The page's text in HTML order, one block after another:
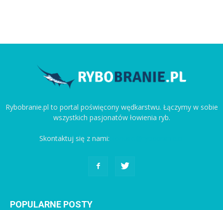
Rybobranie.pl to portal poświęcony wędkarstwu. Łączymy w sobie
wszystkich pasjonatów łowienia ryb.
Skontaktuj się z nami:
POPULARNE POSTY